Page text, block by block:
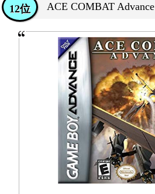
ACE COMBAT Advance
12位